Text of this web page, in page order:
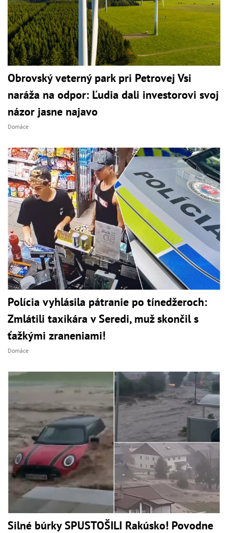
Obrovský veterný park pri Petrovej Vsi
naráža na odpor: Ľudia dali investorovi svoj
názor jasne najavo
Domáce
Polícia vyhlásila pátranie po tínedžeroch:
Zmlátili taxikára v Seredi, muž skončil s
ťažkými zraneniami!
Domáce
Silné búrky SPUSTOŠILI Rakúsko! Povodne